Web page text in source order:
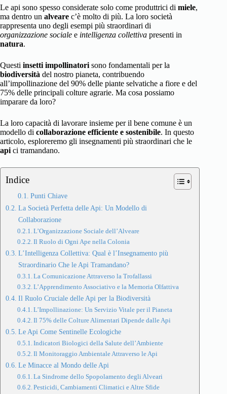
Le api sono spesso considerate solo come produttrici di miele,
ma dentro un alveare c’è molto di più. La loro società
rappresenta uno degli esempi più straordinari di
organizzazione sociale e intelligenza collettiva presenti in
natura.
Questi insetti impollinatori sono fondamentali per la
biodiversità del nostro pianeta, contribuendo
all’impollinazione del 90% delle piante selvatiche a fiore e del
75% delle principali colture agrarie. Ma cosa possiamo
imparare da loro?
La loro capacità di lavorare insieme per il bene comune è un
modello di collaborazione efficiente e sostenibile. In questo
articolo, esploreremo gli insegnamenti più straordinari che le
api ci tramandano.
Indice
Punti Chiave
La Società Perfetta delle Api: Un Modello di
Collaborazione
L’Organizzazione Sociale dell’Alveare
Il Ruolo di Ogni Ape nella Colonia
L’Intelligenza Collettiva: Qual è l’Insegnamento più
Straordinario Che le Api Tramandano?
La Comunicazione Attraverso la Trofallassi
L’Apprendimento Associativo e la Memoria Olfattiva
Il Ruolo Cruciale delle Api per la Biodiversità
L’Impollinazione: Un Servizio Vitale per il Pianeta
Il 75% delle Colture Alimentari Dipende dalle Api
Le Api Come Sentinelle Ecologiche
Indicatori Biologici della Salute dell’Ambiente
Il Monitoraggio Ambientale Attraverso le Api
Le Minacce al Mondo delle Api
La Sindrome dello Spopolamento degli Alveari
Pesticidi, Cambiamenti Climatici e Altre Sfide